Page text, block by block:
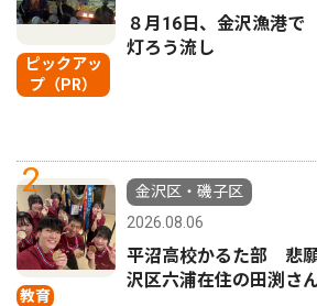
ピックアッ
プ（PR）
８月16日、金沢漁港
灯ろう流し
2
教育
金沢区・磯子区
2026.08.06
平沼高校かるた部 悲
沢区六浦在住の田渕さ